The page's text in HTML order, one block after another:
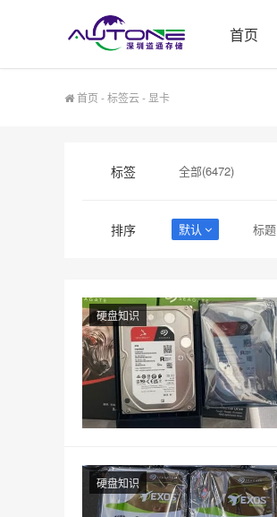
首页
首页 -标签云- 显卡
标签 全部(6472)
排序 默认 标题
硬盘知识
硬盘知识